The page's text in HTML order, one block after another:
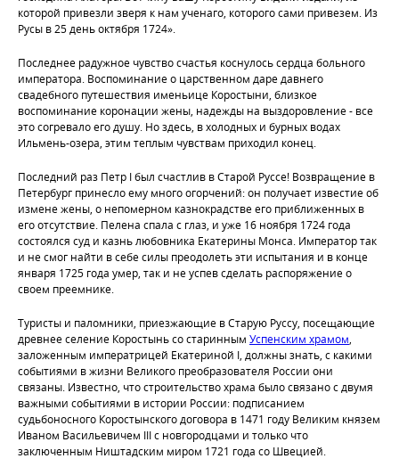
которой привезли зверя к нам ученаго, которого сами привезем. Из
Русы в 25 день октября 1724».
Последнее радужное чувство счастья коснулось сердца больного
императора. Воспоминание о царственном даре давнего
свадебного путешествия именьице Коростыни, близкое
воспоминание коронации жены, надежды на выздоровление - все
это согревало его душу. Но здесь, в холодных и бурных водах
Ильмень-озера, этим теплым чувствам приходил конец.
Последний раз Петр I был счастлив в Старой Руссе! Возвращение в
Петербург принесло ему много огорчений: он получает известие об
измене жены, о непомерном казнокрадстве его приближенных в
его отсутствие. Пелена спала с глаз, и уже 16 ноября 1724 года
состоялся суд и казнь любовника Екатерины Монса. Император так
и не смог найти в себе силы преодолеть эти испытания и в конце
января 1725 года умер, так и не успев сделать распоряжение о
своем преемнике.
Туристы и паломники, приезжающие в Старую Руссу, посещающие
древнее селение Коростынь со старинным Успенским храмом
заложенным императрицей Екатериной I, должны знать, с какими
событиями в жизни Великого преобразователя России они
связаны. Известно, что строительство храма было связано с двумя
важными событиями в истории России: подписанием
судьбоносного Коростынского договора в 1471 году Великим князем
Иваном Васильевичем III с новгородцами и только что
заключенным Ништадским миром 1721 года со Швецией.